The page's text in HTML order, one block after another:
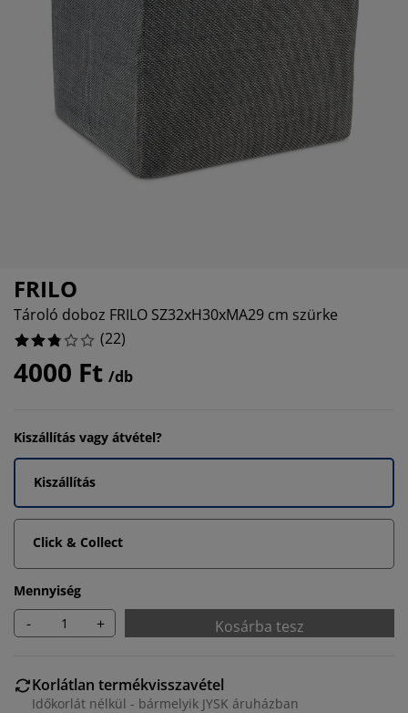
bútorok
matracok
és kiegészítők
világítás
kiegészítők
FRILO
Tároló doboz FRILO SZ32xH30xMA29 cm szürke
(22)
4000 Ft /db
Kiszállítás vagy átvétel?
Kiszállítás
Click & Collect
Mennyiség
- + Kosárba tesz
Korlátlan termékvisszavétel
Időkorlát nélkül - bármelyik JYSK áruházban